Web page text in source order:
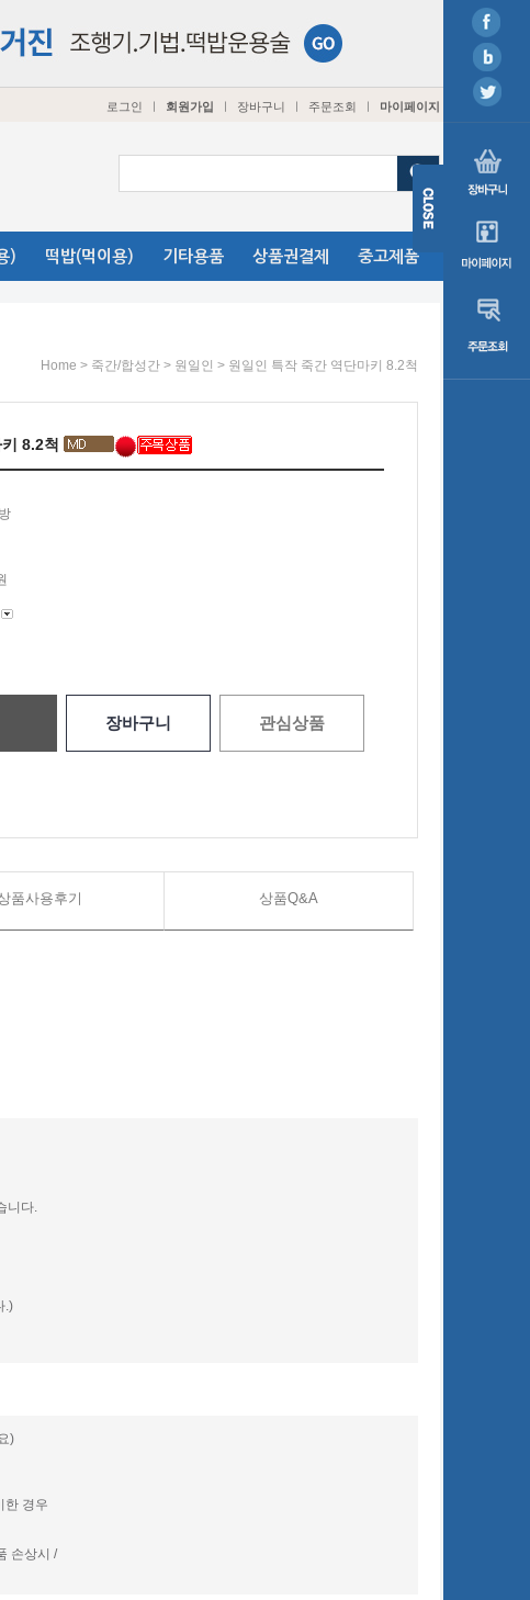
로그인 ㅣ 회원가입 ㅣ 장바구니 ㅣ 주문조회 ㅣ 마이페이지
) 떡밥(먹이용) 기타용품 상품권결제 중고제품
Home > 죽간/합성간 > 원일인 > 원일인 특작 죽간 역단마키 8.2척
8.2척
장바구니 관심상품
품사용후기 상품Q&A
니다.
.)
)
한 경우
손상시 /